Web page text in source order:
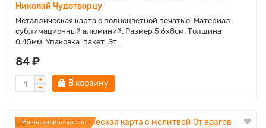
Николай Чудотворцу
Металлическая карта с полноцветной печатью. Материал:
сублимационный алюминий. Размер 5,6х8см. Толщина
0,45мм. Упаковка: пакет. Эт..
84 ₽
В корзину
Наше производство